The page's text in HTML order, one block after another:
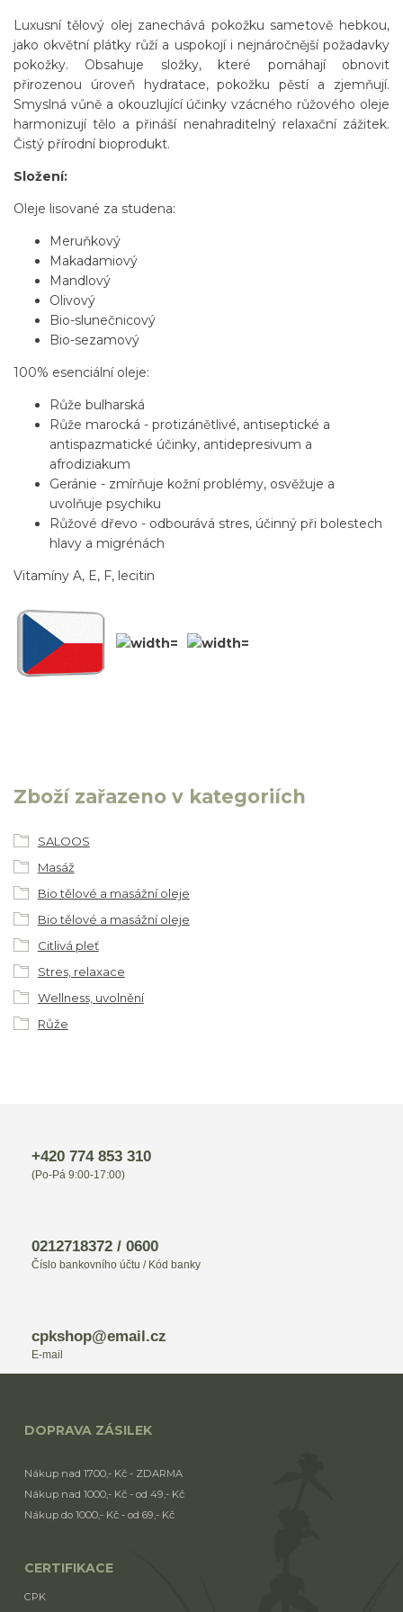
Luxusní tělový olej zanechává pokožku sametově hebkou,
jako okvětní plátky růží a uspokojí i nejnáročnější požadavky
pokožky. Obsahuje složky, které pomáhají obnovit
přirozenou úroveň hydratace, pokožku pěstí a zjemňují.
Smyslná vůně a okouzlující účinky vzácného růžového oleje
harmonizují tělo a přináší nenahraditelný relaxační zážitek.
Čistý přírodní bioprodukt.
Složení:
Oleje lisované za studena:
Meruňkový
Makadamiový
Mandlový
Olivový
Bio-slunečnicový
Bio-sezamový
100% esenciální oleje:
Růže bulharská
Růže marocká - protizánětlivé, antiseptické a
antispazmatické účinky, antidepresivum a
afrodiziakum
Geránie - zmírňuje kožní problémy, osvěžuje a
uvolňuje psychiku
Růžové dřevo - odbourává stres, účinný při bolestech
hlavy a migrénách
Vitamíny A, E, F, lecitin
Zboží zařazeno v kategoriích
SALOOS
Masáž
Bio tělové a masážní oleje
Bio tělové a masážní oleje
Citlivá pleť
Stres, relaxace
Wellness, uvolnění
Růže
+420 774 853 310
(Po-Pá 9:00-17:00)
0212718372 / 0600
Číslo bankovního účtu / Kód banky
cpkshop@email.cz
E-mail
DOPRAVA ZÁSILEK
Nákup nad 1700,- Kč - ZDARMA
Nákup nad 1000,- Kč - od 49,- Kč
Nákup do 1000,- Kč - od 69,- Kč
CERTIFIKACE
CPK